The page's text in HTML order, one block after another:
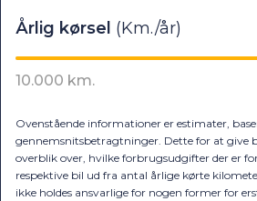
Ovenstående informationer er estimater,
gennemsnitsbetragtninger. Dette for at give
overblik over, hvilke forbrugsudgifter der er
respektive bil ud fra antal årlige kørte
ikke holdes ansvarlige for nogen former for